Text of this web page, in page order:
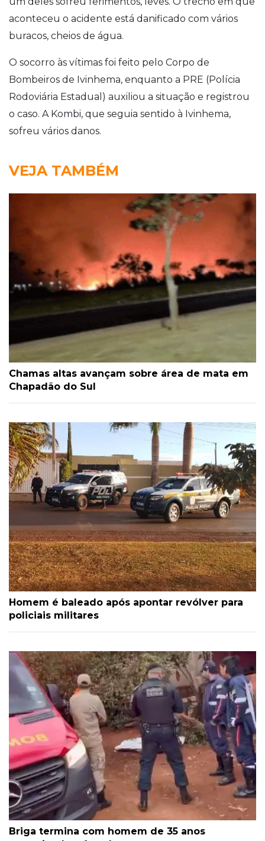
aconteceu o acidente está danificado com vários
buracos, cheios de água.
O socorro às vítimas foi feito pelo Corpo de
Bombeiros de Ivinhema, enquanto a PRE (Polícia
Rodoviária Estadual) auxiliou a situação e registrou
o caso. A Kombi, que seguia sentido à Ivinhema,
sofreu vários danos.
VEJA TAMBÉM
Chamas altas avançam sobre área de mata em
Chapadão do Sul
Homem é baleado após apontar revólver para
policiais militares
Briga termina com homem de 35 anos